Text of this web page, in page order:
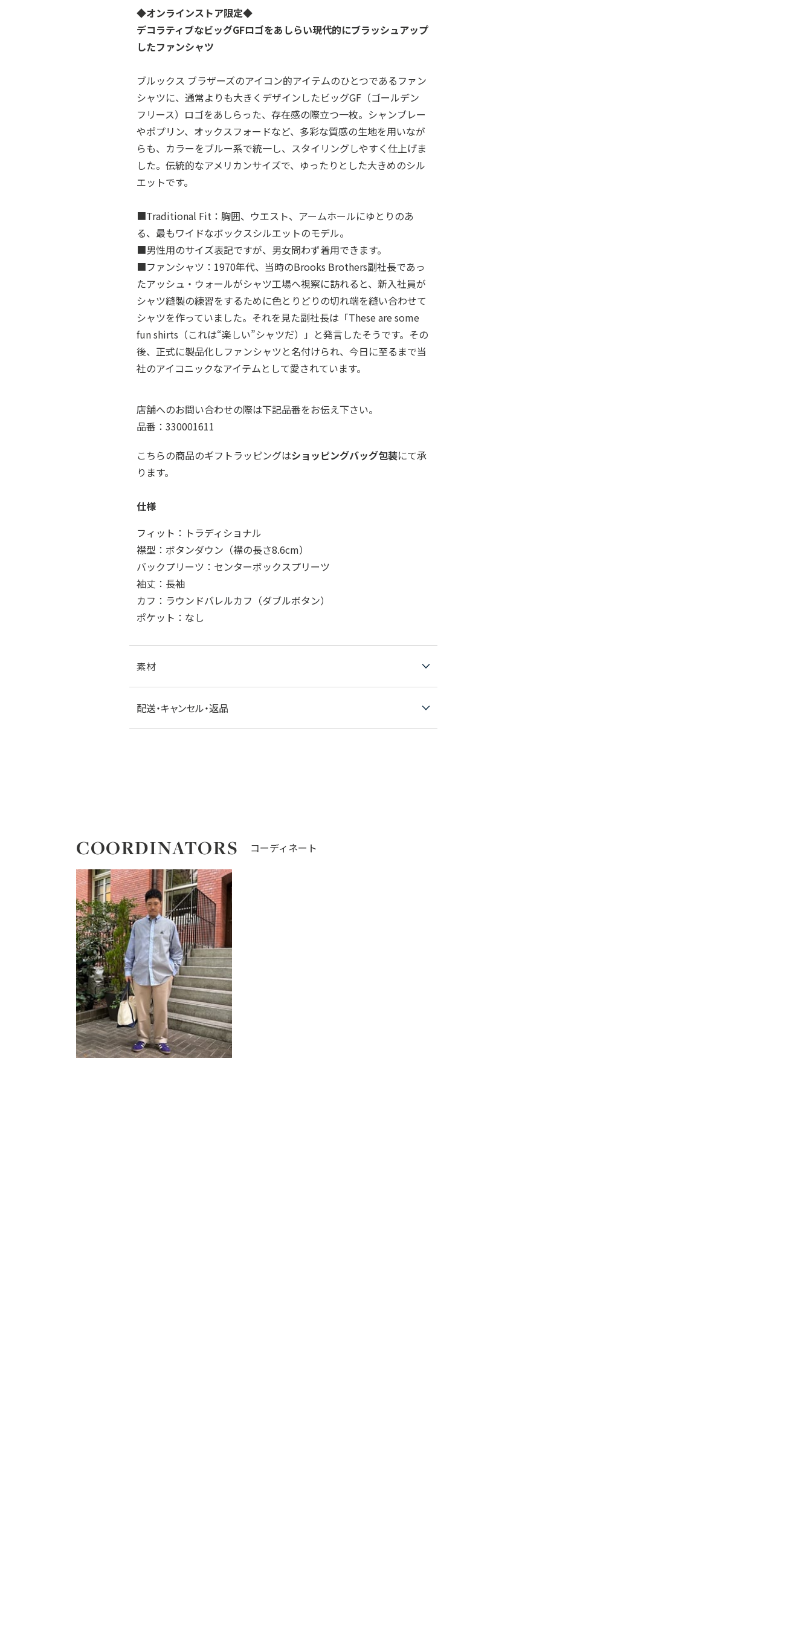
◆オンラインストア限定◆
デコラティブなビッグGFロゴをあしらい現代的にブラッシュアップ
したファンシャツ
ブルックス ブラザーズのアイコン的アイテムのひとつであるファン
シャツに、通常よりも大きくデザインしたビッグGF（ゴールデン
フリース）ロゴをあしらった、存在感の際立つ一枚。シャンブレー
やポプリン、オックスフォードなど、多彩な質感の生地を用いなが
らも、カラーをブルー系で統一し、スタイリングしやすく仕上げま
した。伝統的なアメリカンサイズで、ゆったりとした大きめのシル
エットです。
■Traditional Fit：胸囲、ウエスト、アームホールにゆとりのあ
る、最もワイドなボックスシルエットのモデル。
■男性用のサイズ表記ですが、男女問わず着用できます。
■ファンシャツ：1970年代、当時のBrooks Brothers副社長であっ
たアッシュ・ウォールがシャツ工場へ視察に訪れると、新入社員が
シャツ縫製の練習をするために色とりどりの切れ端を縫い合わせて
シャツを作っていました。それを見た副社長は「These are some
fun shirts（これは“楽しい”シャツだ）」と発言したそうです。その
後、正式に製品化しファンシャツと名付けられ、今日に至るまで当
社のアイコニックなアイテムとして愛されています。
店舗へのお問い合わせの際は下記品番をお伝え下さい。
品番：330001611
こちらの商品のギフトラッピングはショッピングバッグ包装にて承
ります。
仕様
フィット：トラディショナル
襟型：ボタンダウン（襟の長さ8.6cm）
バックプリーツ：センターボックスプリーツ
袖丈：長袖
カフ：ラウンドバレルカフ（ダブルボタン）
ポケット：なし
素材
配送・キャンセル・返品
COORDINATORS コーディネート